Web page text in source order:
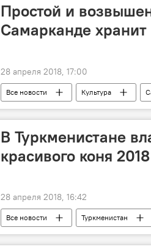
Простой и
Самарканде
28 апреля 2018, 17:00
Все новости Культура
Центральная Азия
Узбекистан
В Туркменистане
красивого коня
28 апреля 2018, 16:42
Все новости Туркменистан
Центральная Азия